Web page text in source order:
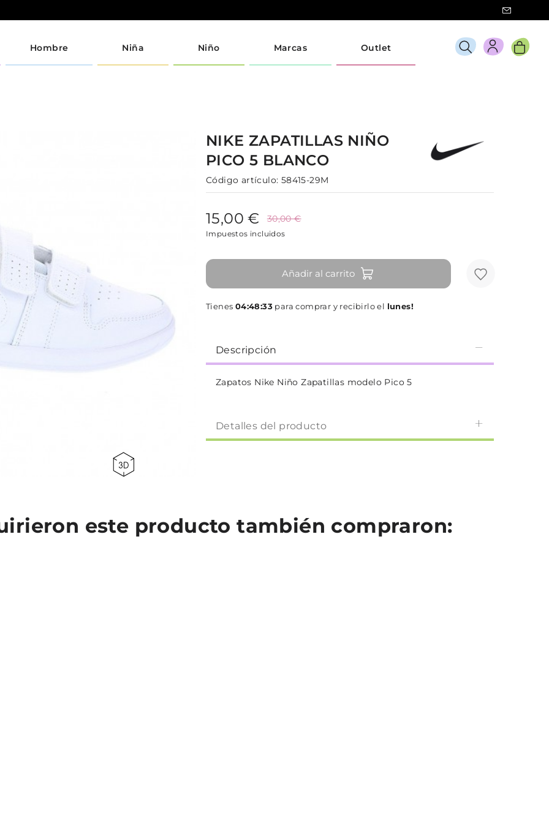
Hombre Niña Niño Marcas Outlet
NIKE ZAPATILLAS NIÑO
PICO 5 BLANCO
Código artículo: 58415-29M
15,00 € 30,00 €
Impuestos incluidos
Añadir al carrito
Tienes 04:48:33 para comprar y recibirlo el lunes!
Descripción
Zapatos Nike Niño Zapatillas modelo Pico 5
Detalles del producto
este producto también compraron: